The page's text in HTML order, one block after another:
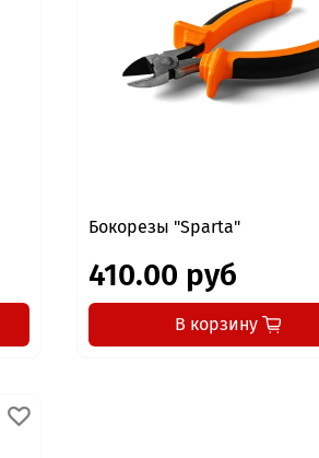
Бокорезы "Sparta"
410.00 руб
В корзину